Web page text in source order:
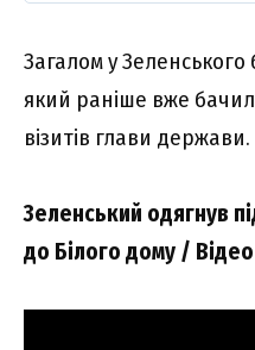
Загалом у
який раніше вже
візитів глави держави.
Зеленський одягнув
до Білого дому /